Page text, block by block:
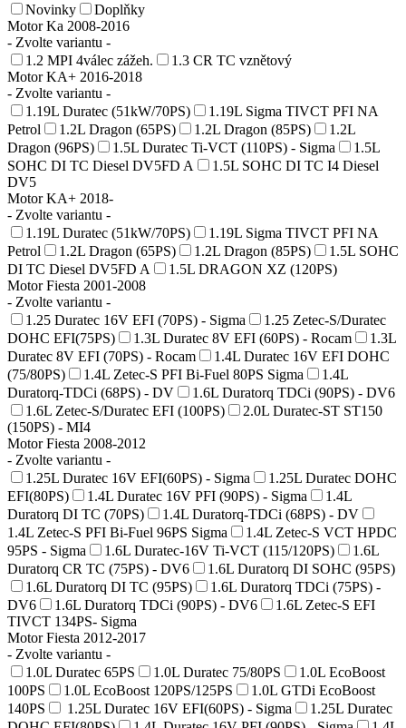
Novinky
Doplňky
Motor Ka 2008-2016
- Zvolte variantu -
1.2 MPI 4válec zážeh.
1.3 CR TC vznětový
Motor KA+ 2016-2018
- Zvolte variantu -
1.19L Duratec (51kW/70PS)
1.19L Sigma TIVCT PFI NA
Petrol
1.2L Dragon (65PS) 1.2L Dragon (85PS)
1.2L
Dragon (96PS)
1.5L Duratec Ti-VCT (110PS) - Sigma
1.5L
SOHC DI TC Diesel DV5FD A
1.5L SOHC DI TC I4 Diesel
DV5
Motor KA+ 2018-
- Zvolte variantu -
1.19L Duratec (51kW/70PS)
1.19L Sigma TIVCT PFI NA
Petrol
1.2L Dragon (65PS) 1.2L Dragon (85PS)
1.5L SOHC
DI TC Diesel DV5FD A
1.5L DRAGON XZ (120PS)
Motor Fiesta 2001-2008
- Zvolte variantu -
1.25 Duratec 16V EFI (70PS) - Sigma
1.25 Zetec-S/Duratec
DOHC EFI(75PS)
1.3L Duratec 8V EFI (60PS) - Rocam
1.3L
Duratec 8V EFI (70PS) - Rocam
1.4L Duratec 16V EFI DOHC
(75/80PS)
1.4L Zetec-S PFI Bi-Fuel 80PS Sigma
1.4L
Duratorq-TDCi (68PS) - DV
1.6L Duratorq TDCi (90PS) - DV6
1.6L Zetec-S/Duratec EFI (100PS)
2.0L Duratec-ST ST150
(150PS) - MI4
Motor Fiesta 2008-2012
- Zvolte variantu -
1.25L Duratec 16V EFI(60PS) - Sigma
1.25L Duratec DOHC
EFI(80PS)
1.4L Duratec 16V PFI (90PS) - Sigma
1.4L
Duratorq DI TC (70PS)
1.4L Duratorq-TDCi (68PS) - DV
1.4L Zetec-S PFI Bi-Fuel 96PS Sigma
1.4L Zetec-S VCT HPDC
95PS - Sigma
1.6L Duratec-16V Ti-VCT (115/120PS)
1.6L
Duratorq CR TC (75PS) - DV6
1.6L Duratorq DI SOHC (95PS)
1.6L Duratorq DI TC (95PS)
1.6L Duratorq TDCi (75PS) -
DV6
1.6L Duratorq TDCi (90PS) - DV6
1.6L Zetec-S EFI
TIVCT 134PS- Sigma
Motor Fiesta 2012-2017
- Zvolte variantu -
1.0L Duratec 65PS
1.0L Duratec 75/80PS
1.0L EcoBoost
100PS
1.0L EcoBoost 120PS/125PS
1.0L GTDi EcoBoost
140PS
1.25L Duratec 16V EFI(60PS) - Sigma
1.25L Duratec